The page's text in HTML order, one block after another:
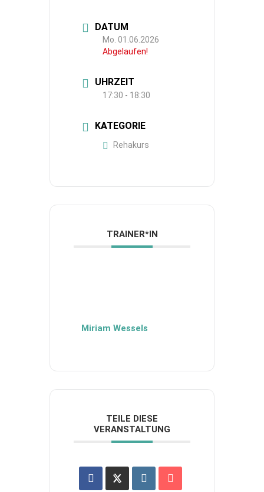
DATUM
Mo. 01.06.2026
Abgelaufen!
UHRZEIT
17:30 - 18:30
KATEGORIE
Rehakurs
TRAINER*IN
Miriam Wessels
TEILE DIESE
VERANSTALTUNG